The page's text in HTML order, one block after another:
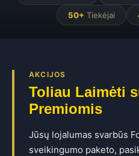
50+ Tiekėjai
AKCIJOS
Toliau Laimėti
Premiomis
Jūsų lojalumas svarbūs
sveikingumo paketo,